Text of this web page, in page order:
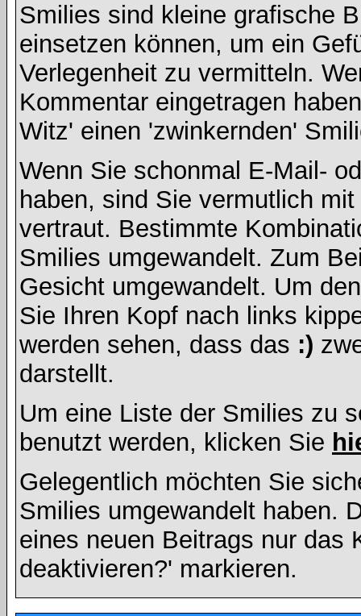
Smilies sind kleine grafische
einsetzen können, um ein
Verlegenheit zu vermitteln.
Kommentar eingetragen
Witz' einen 'zwinkernden'
Wenn Sie schonmal E-Mail-
haben, sind Sie vermutlich
vertraut. Bestimmte
Smilies umgewandelt. Zum
Gesicht umgewandelt. Um
Sie Ihren Kopf nach links
werden sehen, dass das :)
darstellt.
Um eine Liste der Smilies zu
benutzt werden, klicken Sie
Gelegentlich möchten Sie
Smilies umgewandelt haben.
eines neuen Beitrags nur das
deaktivieren?' markieren.